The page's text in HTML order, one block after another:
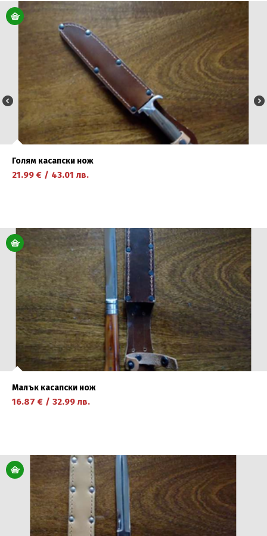
научете повече
Голям касапски нож
21.99 € / 43.01 лв.
научете повече
Малък касапски нож
16.87 € / 32.99 лв.
научете повече